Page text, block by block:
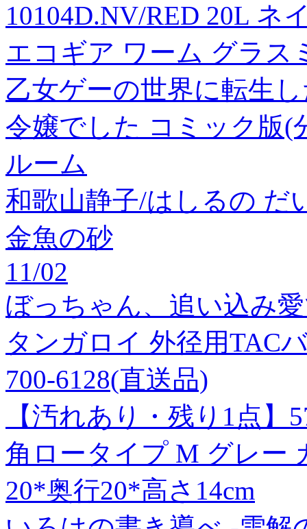
10104D.NV/RED 20L ネ
エコギア ワーム グラス
乙女ゲーの世界に転生
令嬢でした コミック版(
ルーム
和歌山静子/はしるの だ
金魚の砂
11/02
ぼっちゃん、追い込み
タンガロイ 外径用TAC
700-6128(直送品)
【汚れあり・残り1点】
角ロータイプ M グレー
20*奥行20*高さ14cm